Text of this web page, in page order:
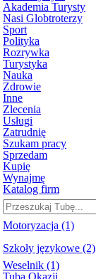
Akademia Turysty
Nasi Globtroterzy
Sport
Polityka
Rozrywka
Turystyka
Nauka
Zdrowie
Inne
Zlecenia
Usługi
Zatrudnię
Szukam pracy
Sprzedam
Kupię
Wynajmę
Katalog firm
Motoryzacja (1)
Szkoły językowe (2)
Weselnik (1)
Tuba Okazji